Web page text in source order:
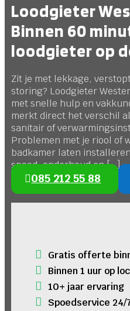
Loodgieter
Binnen 60
loodgieter op
Zit je met lekkage,
storing? Loodgieter
met snelle hulp en
merkt direct het verschil
sanitair of
Problemen met je riool of
badkamer laten
spoed, onderhoud en […]
085 212 55 88
Gratis offerte
Binnen 1 uur op
10+ jaar ervaring
Spoedservice 24/